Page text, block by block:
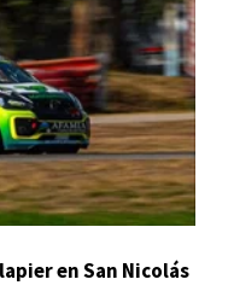
en San Nicolás